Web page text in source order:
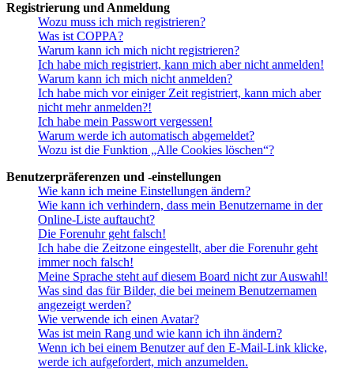
Registrierung und Anmeldung
Wozu muss ich mich registrieren?
Was ist COPPA?
Warum kann ich mich nicht registrieren?
Ich habe mich registriert, kann mich aber nicht anmelden!
Warum kann ich mich nicht anmelden?
Ich habe mich vor einiger Zeit registriert, kann mich aber
nicht mehr anmelden?!
Ich habe mein Passwort vergessen!
Warum werde ich automatisch abgemeldet?
Wozu ist die Funktion „Alle Cookies löschen“?
Benutzerpräferenzen und -einstellungen
Wie kann ich meine Einstellungen ändern?
Wie kann ich verhindern, dass mein Benutzername in der
Online-Liste auftaucht?
Die Forenuhr geht falsch!
Ich habe die Zeitzone eingestellt, aber die Forenuhr geht
immer noch falsch!
Meine Sprache steht auf diesem Board nicht zur Auswahl!
Was sind das für Bilder, die bei meinem Benutzernamen
angezeigt werden?
Wie verwende ich einen Avatar?
Was ist mein Rang und wie kann ich ihn ändern?
Wenn ich bei einem Benutzer auf den E-Mail-Link klicke,
werde ich aufgefordert, mich anzumelden.